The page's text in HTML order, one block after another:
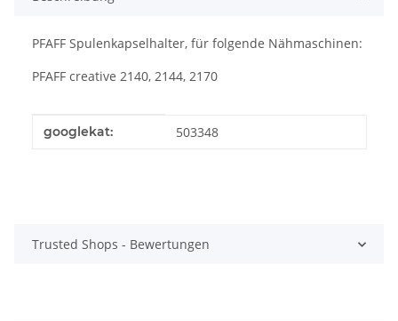
PFAFF Spulenkapselhalter, für folgende Nähmaschinen:
PFAFF creative 2140, 2144, 2170
Produkteigenschaft
Wert
googlekat: 503348
Trusted Shops - Bewertungen